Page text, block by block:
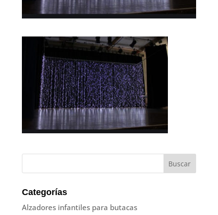
Categorías
Alzadores infantiles para butacas